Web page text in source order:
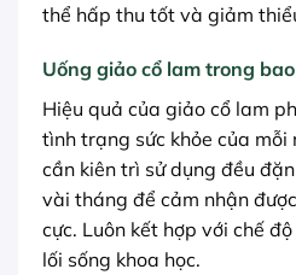
thể hấp thu tốt và giảm
Uống giảo cổ lam trong
Hiệu quả của giảo cổ lam
tình trạng sức khỏe của mỗi
cần kiên trì sử dụng đều
vài tháng để cảm nhận
cực. Luôn kết hợp với chế
lối sống khoa học.